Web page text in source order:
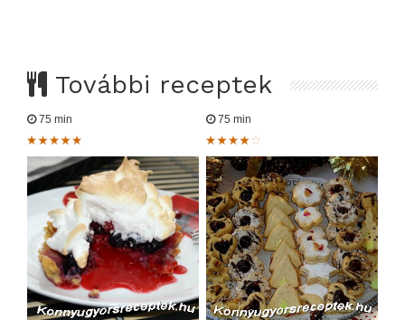
További receptek
75 min 75 min